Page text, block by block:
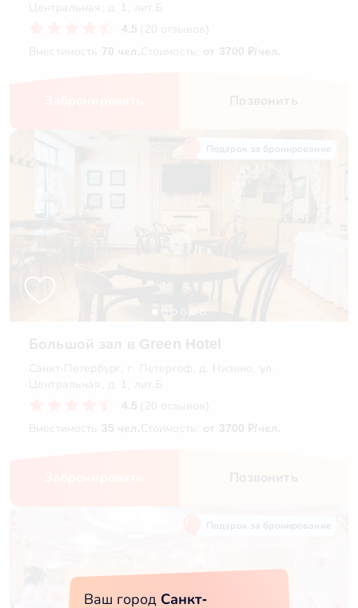
Центральная, д. 1, лит.Б
4.5 (20 отзывов)
Вместимость 70 чел.Стоимость: от 3700 ₽/чел.
Позвонить
Большой зал в Green Hotel
Санкт-Петербург, г. Петергоф, д. Низино, ул.
Центральная, д. 1, лит.Б
4.5 (20 отзывов)
Вместимость 35 чел.Стоимость: от 3700 ₽/чел.
Позвонить
Ваш город Санкт-